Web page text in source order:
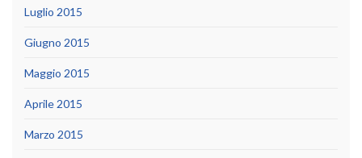
Luglio 2015
Giugno 2015
Maggio 2015
Aprile 2015
Marzo 2015